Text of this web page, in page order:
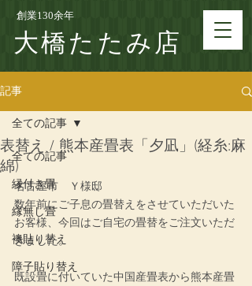
創業130余年
大橋たたみ店
記事
全ての記事
縁付き畳
縁無し畳
襖貼り替え
障子貼り替え
全ての記事
表替え / 熊本産畳表「夕凪」(経糸:麻
綿)
名古屋市　Ｙ様邸
数年前にご子息の畳替えをさせていただいた
お客様、今回はご自宅の畳替をご注文いただ
きました。
既設畳に付いていた中国産畳表から熊本産畳